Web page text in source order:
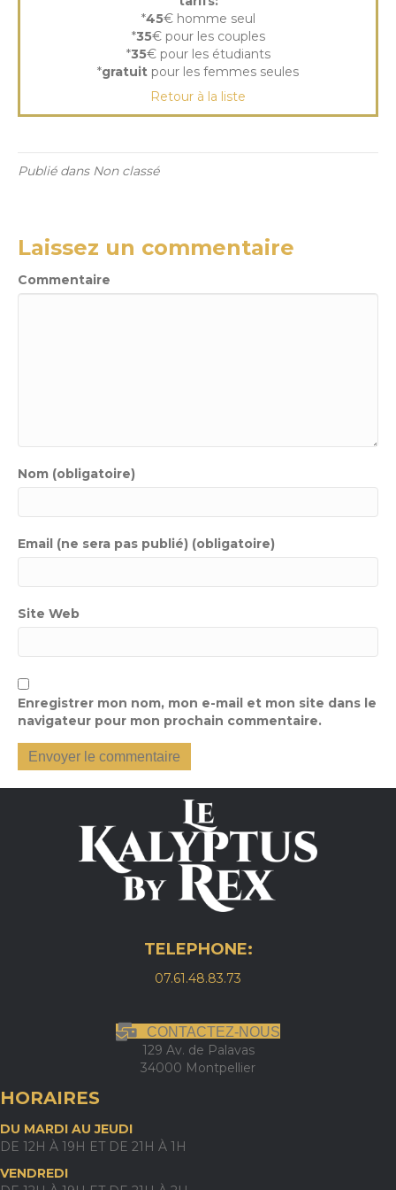
*45€ homme seul
*35€ pour les couples
*35€ pour les étudiants
*gratuit pour les femmes seules
Retour à la liste
Publié dans Non classé
Laissez un commentaire
Commentaire
Nom (obligatoire)
Email (ne sera pas publié) (obligatoire)
Site Web
Enregistrer mon nom, mon e-mail et mon site dans le
navigateur pour mon prochain commentaire.
TELEPHONE:
07.61.48.83.73
CONTACTEZ-NOUS
129 Av. de Palavas
34000 Montpellier
HORAIRES
DU MARDI AU JEUDI
DE 12H À 19H ET DE 21H À 1H
VENDREDI